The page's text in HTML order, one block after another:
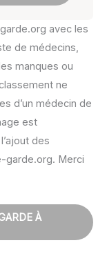
avec les
de médecins,
manques ou
ne
d’un médecin de
est
des
garde.org. Merci
À